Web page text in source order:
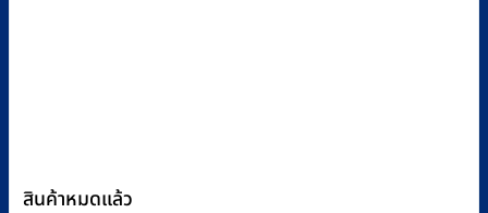
สินค้าหมดแล้ว